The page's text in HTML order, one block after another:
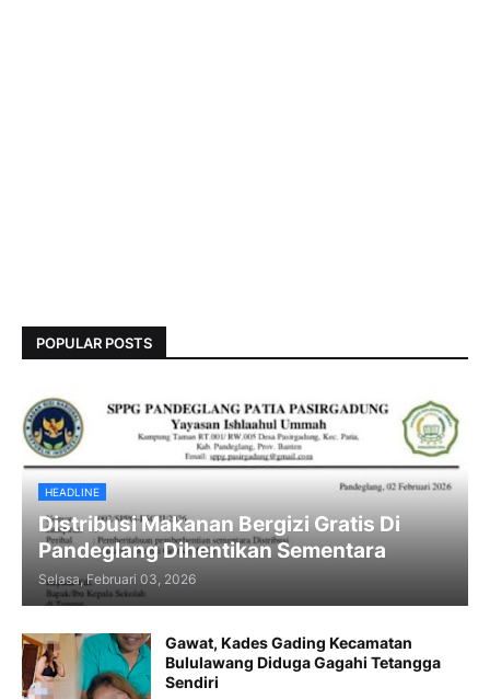
POPULAR POSTS
HEADLINE
Distribusi Makanan Bergizi Gratis Di
Pandeglang Dihentikan Sementara
Selasa, Februari 03, 2026
Gawat, Kades Gading Kecamatan
Bululawang Diduga Gagahi Tetangga
Sendiri